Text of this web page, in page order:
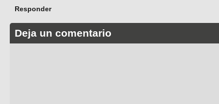
Responder
Deja un comentario